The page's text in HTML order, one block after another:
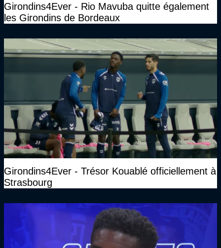
Girondins4Ever - Rio Mavuba quitte également
les Girondins de Bordeaux
Girondins4Ever - Trésor Kouablé officiellement à
Strasbourg